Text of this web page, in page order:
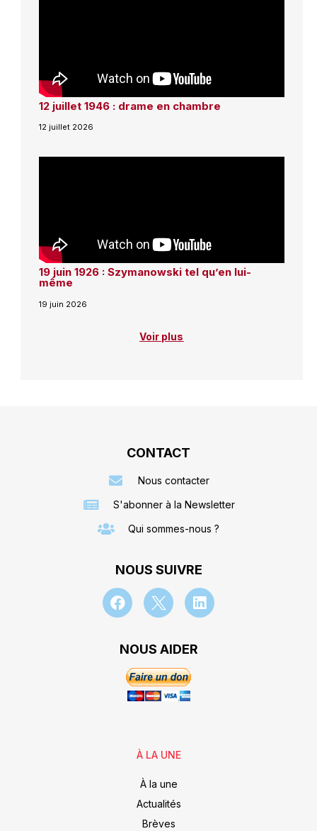
12 juillet 1946 : drame en chambre
12 juillet 2026
19 juin 1926 : Szymanowski tel qu’en lui-
même
19 juin 2026
Voir plus
CONTACT
Nous contacter
S'abonner à la Newsletter
Qui sommes-nous ?
NOUS SUIVRE
NOUS AIDER
À LA UNE
À la une
Actualités
Brèves